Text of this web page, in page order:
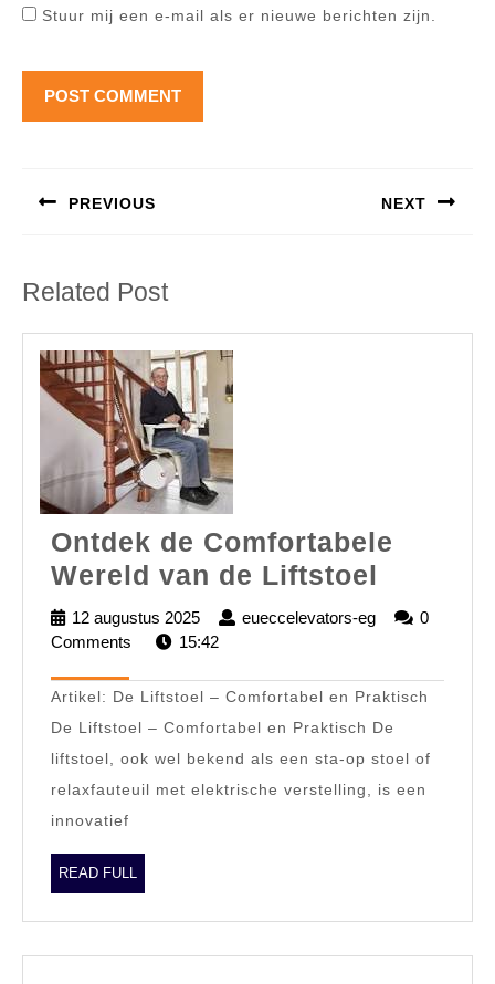
Stuur mij een e-mail als er nieuwe berichten zijn.
PREVIOUS NEXT
Related Post
Ontdek de Comfortabele
Wereld van de Liftstoel
de
Wereld
van
de
Liftstoel
12 augustus 2025
12
augustus
eueccelevators-eg
0
Comments
15:42
Artikel: De Liftstoel – Comfortabel en Praktisch
De Liftstoel – Comfortabel en Praktisch De
liftstoel, ook wel bekend als een sta-op stoel of
relaxfauteuil met elektrische verstelling, is een
innovatief
READ FULL
FULL